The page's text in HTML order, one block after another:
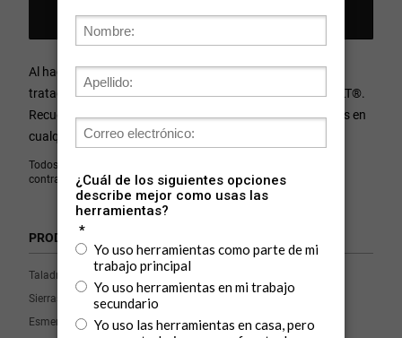
Todos los campos son obligatorios a menos que se indique lo
contrario.
Al hacer clic en Regístrate, tus datos serán procesados y
tratados de acuerdo a laPolítica de Privacidadde DEWALT®.
Recuerda que puedes optar por no recibir comunicaciones en
cualquier momento.
PRODUCTOS
Taladros
Sierras
Esmeriles y Pulidoras